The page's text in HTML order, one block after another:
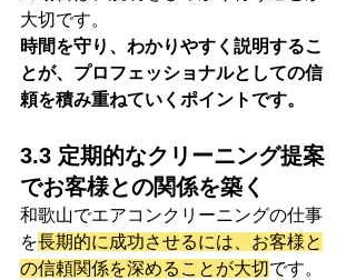
大切です。
時間を守り、わかりやすく説明するこ
とが、プロフェッショナルとしての信
頼を積み重ねていくポイントです。
3.3 定期的なクリーニング提案
でお客様との関係を築く
和歌山でエアコンクリーニングの仕事
を長期的に成功させるには、お客様と
の信頼関係を深めることが大切です。